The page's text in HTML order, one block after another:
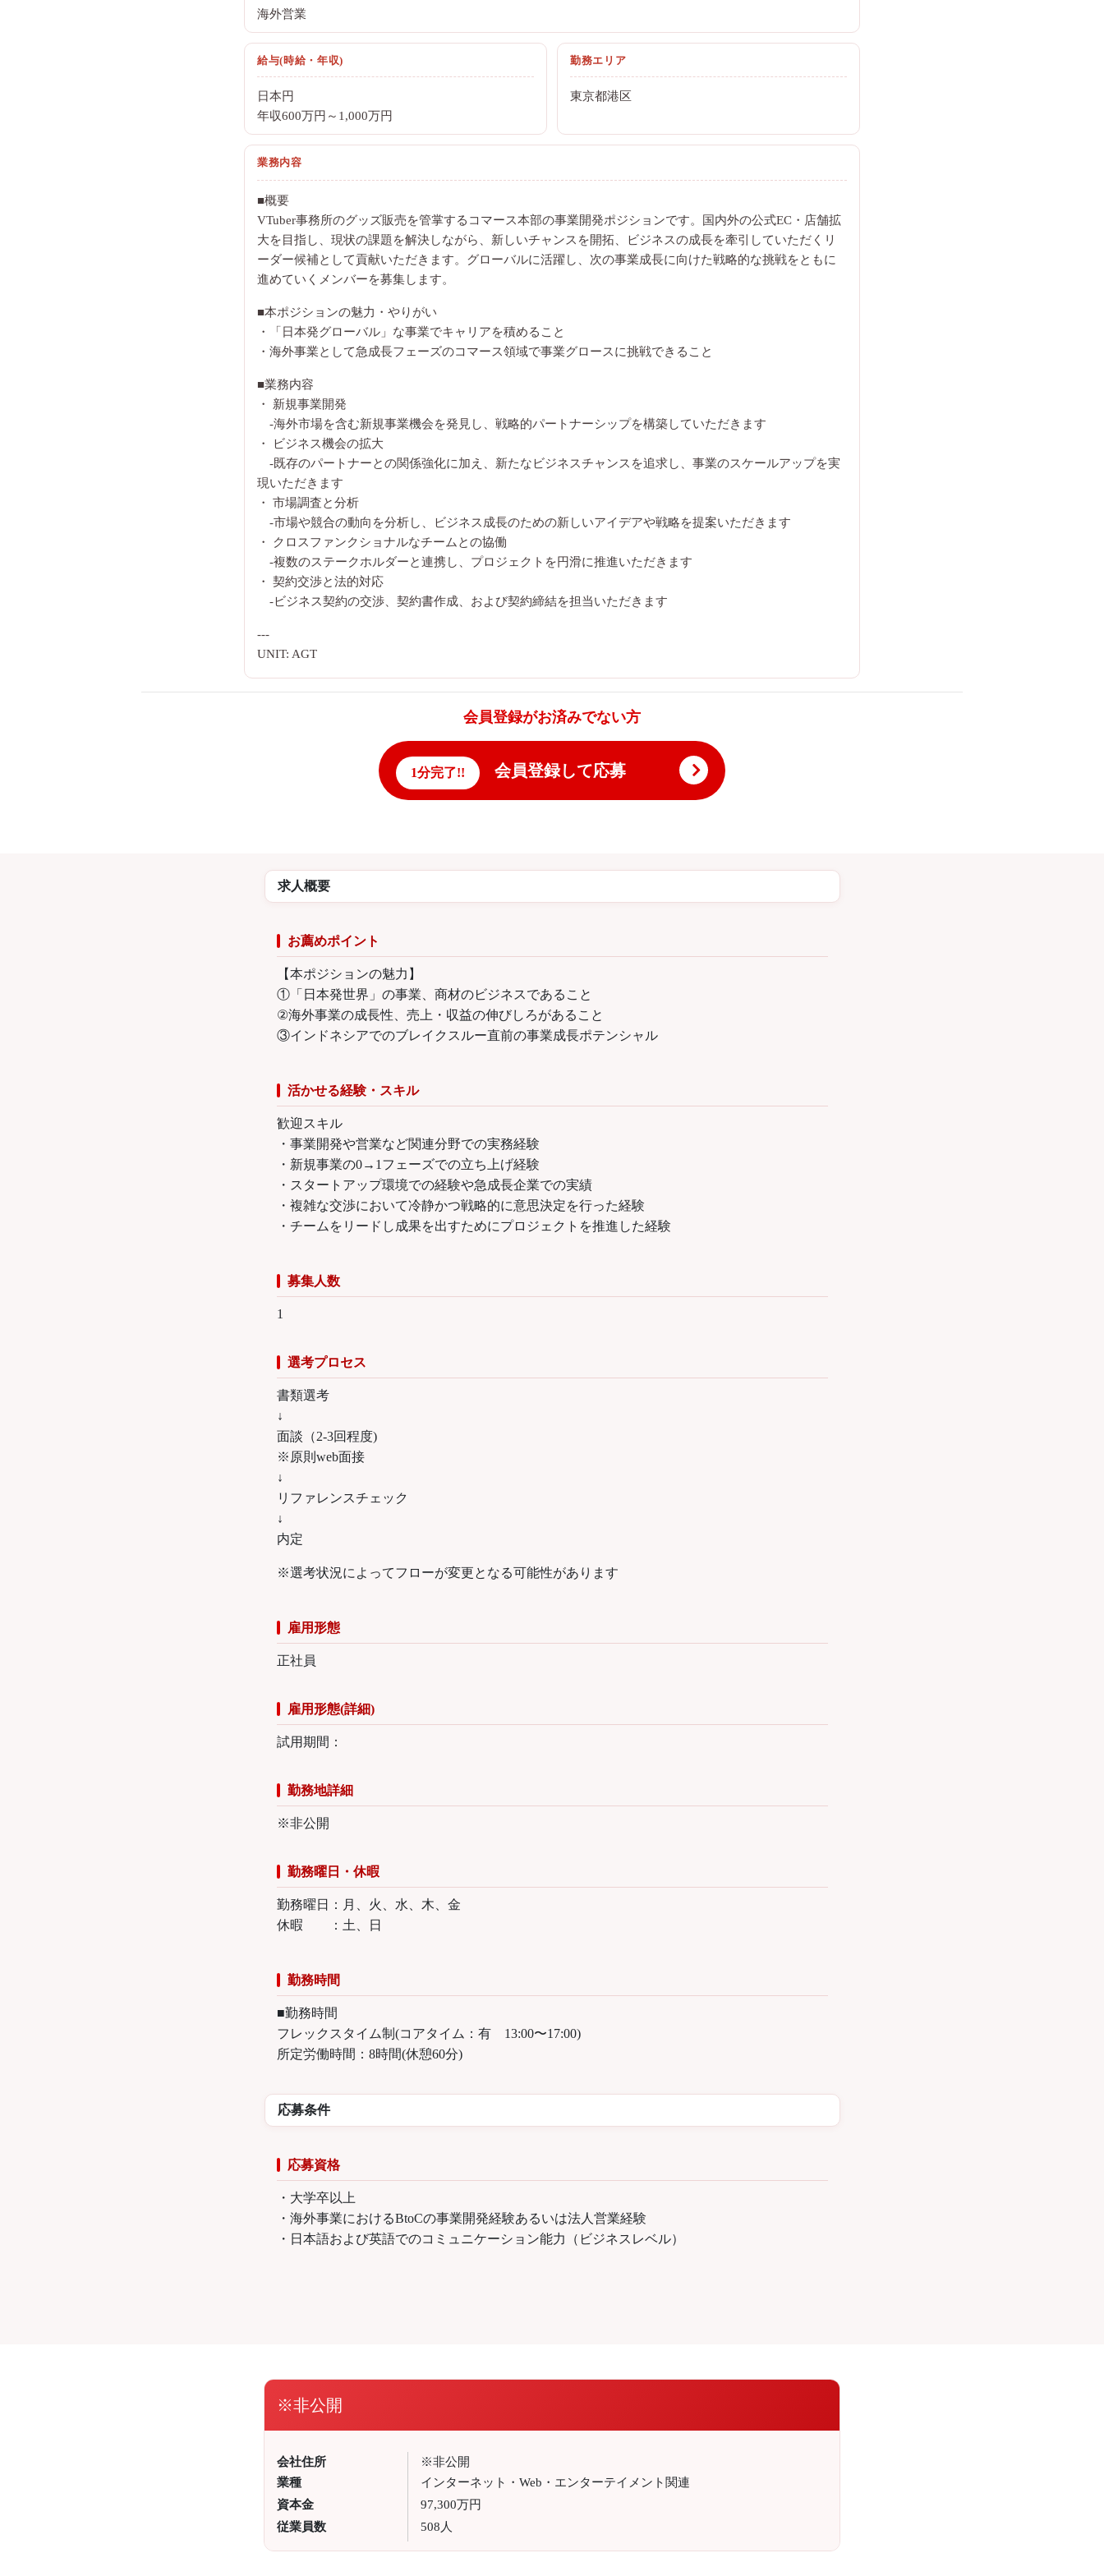
海外営業
給与(時給・年収)
日本円
年収600万円～1,000万円
勤務エリア
東京都港区
業務内容
■概要
VTuber事務所のグッズ販売を管掌するコマース本部の事業開発ポジションです。国内外の公式EC・店舗拡
大を目指し、現状の課題を解決しながら、新しいチャンスを開拓、ビジネスの成長を牽引していただくリ
ーダー候補として貢献いただきます。グローバルに活躍し、次の事業成長に向けた戦略的な挑戦をともに
進めていくメンバーを募集します。
■本ポジションの魅力・やりがい
・「日本発グローバル」な事業でキャリアを積めること
・海外事業として急成長フェーズのコマース領域で事業グロースに挑戦できること
■業務内容
・ 新規事業開発
-海外市場を含む新規事業機会を発見し、戦略的パートナーシップを構築していただきます
・ ビジネス機会の拡大
-既存のパートナーとの関係強化に加え、新たなビジネスチャンスを追求し、事業のスケールアップを実
現いただきます
・ 市場調査と分析
-市場や競合の動向を分析し、ビジネス成長のための新しいアイデアや戦略を提案いただきます
・ クロスファンクショナルなチームとの協働
-複数のステークホルダーと連携し、プロジェクトを円滑に推進いただきます
・ 契約交渉と法的対応
-ビジネス契約の交渉、契約書作成、および契約締結を担当いただきます
---
UNIT: AGT
会員登録がお済みでない方
1分完了!! 会員登録して応募
求人概要
お薦めポイント
【本ポジションの魅力】
①「日本発世界」の事業、商材のビジネスであること
②海外事業の成長性、売上・収益の伸びしろがあること
③インドネシアでのブレイクスルー直前の事業成長ポテンシャル
活かせる経験・スキル
歓迎スキル
・事業開発や営業など関連分野での実務経験
・新規事業の0→1フェーズでの立ち上げ経験
・スタートアップ環境での経験や急成長企業での実績
・複雑な交渉において冷静かつ戦略的に意思決定を行った経験
・チームをリードし成果を出すためにプロジェクトを推進した経験
募集人数
1
選考プロセス
書類選考
↓
面談（2-3回程度)
※原則web面接
↓
リファレンスチェック
↓
内定
※選考状況によってフローが変更となる可能性があります
雇用形態
正社員
雇用形態(詳細)
試用期間：
勤務地詳細
※非公開
勤務曜日・休暇
勤務曜日：月、火、水、木、金
休暇 ：土、日
勤務時間
■勤務時間
フレックスタイム制(コアタイム：有 13:00〜17:00)
所定労働時間：8時間(休憩60分)
応募条件
応募資格
・大学卒以上
・海外事業におけるBtoCの事業開発経験あるいは法人営業経験
・日本語および英語でのコミュニケーション能力（ビジネスレベル）
※非公開
会社住所
※非公開
業種
インターネット・Web・エンターテイメント関連
資本金
97,300万円
従業員数
508人